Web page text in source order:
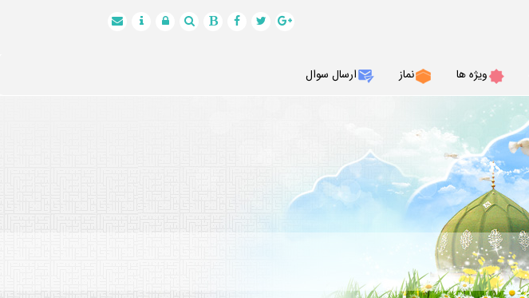
ويژه ها نماز ارسال سوال